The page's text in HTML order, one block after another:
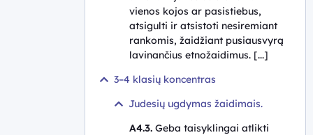
vienos kojos ar pasistiebus,
atsigulti ir atsistoti nesiremiant
rankomis, žaidžiant pusiausvyrą
lavinančius etnožaidimus. [...]
3–4 klasių koncentras
Judesių ugdymas žaidimais.
A4.3.Geba taisyklingai atlikti